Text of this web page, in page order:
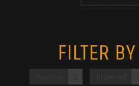
FILTER